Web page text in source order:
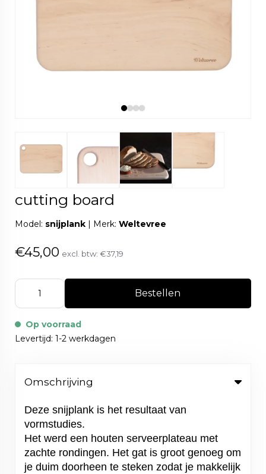
cutting board
Model: snijplank | Merk: Weltevree
€45,00 excl. btw: €37,19
Bestellen
Op voorraad
Levertijd: 1-2 werkdagen
Omschrijving
Deze snijplank is het resultaat van
vormstudies.
Het werd een houten serveerplateau met
zachte rondingen. Het gat is groot genoeg om
je duim doorheen te steken zodat je makkelijk